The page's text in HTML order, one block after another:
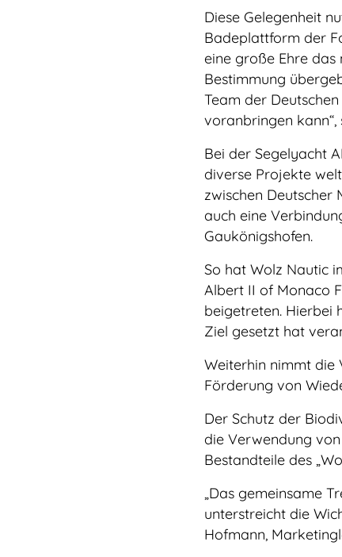
Diese Gelegenheit
Badeplattform der
eine große Ehre das
Bestimmung
Team der
voranbringen
Bei der Segelyacht
diverse Projekte
zwischen Deutscher
auch eine
Gaukönigshofen.
So hat Wolz Nautic
Albert II of Monaco
beigetreten. Hierbei
Ziel gesetzt hat
Weiterhin nimmt die
Förderung von
Der Schutz der
die Verwendung
Bestandteile des
„Das gemeinsame
unterstreicht die
Hofmann,